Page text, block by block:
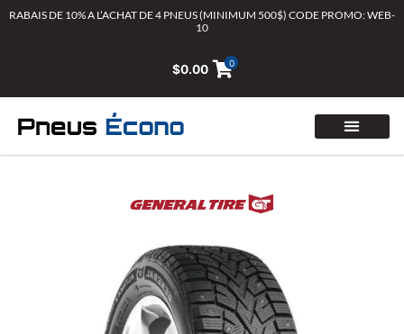
AllerRABAIS DE 10% A L’ACHAT DE 4 PNEUS (MINIMUM 500$) CODE PROMO: WEB-
10
$0.00 0